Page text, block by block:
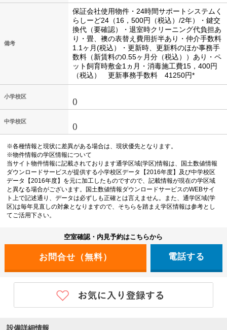
備考
保証会社使用物件・24時間サポートシステムく
らしーど24（16，500円（税込）/2年）・鍵交
換代（要確認）・退室時クリーニング代負担あ
り・畳、襖の表替え費用折半あり・仲介手数料
1.1ヶ月(税込）・更新時、更新料のほか事務手
数料（新賃料の0.55ヶ月分（税込））あり・ペ
ット飼育時敷金1ヵ月・消毒施工費15，400円
（税込） 更新事務手数料 41250円*
小学校区
()
中学校区
()
※各種情報と現状に差異がある場合は、現状優先となります。
※物件情報の学区情報について
当サイト物件情報に記載されております通学区域(学区)情報は、国土数値情報
ダウンロードサービスが提供する小学校区データ【2016年度】及び中学校区
データ【2016年度】を元に加工したものですので、記載情報が現在の学区域
と異なる場合がございます。国土数値情報ダウンロードサービスのWEBサイ
ト上で記述通り、データは必ずしも正確とは言えません。また、通学区域(学
区)は毎年見直しの対象となりますので、そちらを踏まえ学区情報は参考とし
てご活用下さい。
空室確認・内見予約はこちらから
電話する
設備詳細情報